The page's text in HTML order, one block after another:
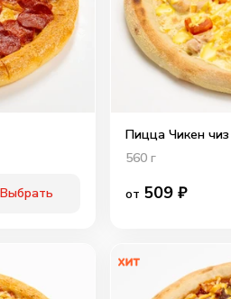
Выбрать
Пицца Чикен чиз
560г
от 509 ₽